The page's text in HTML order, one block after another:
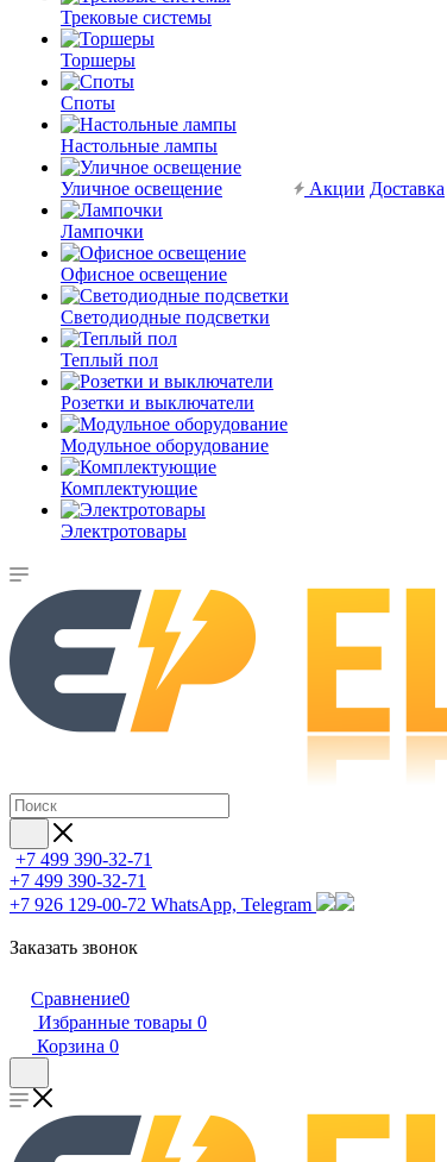
Трековые системы
Торшеры
Споты
Настольные лампы
Уличное освещение
Лампочки
Офисное освещение
Светодиодные подсветки
Теплый пол
Розетки и выключатели
Модульное оборудование
Комплектующие
Электротовары
Акции Доставка
+7 499 390-32-71
+7 499 390-32-71
+7 926 129-00-72 WhatsApp, Telegram
Заказать звонок
Сравнение0
Избранные товары 0
Корзина 0